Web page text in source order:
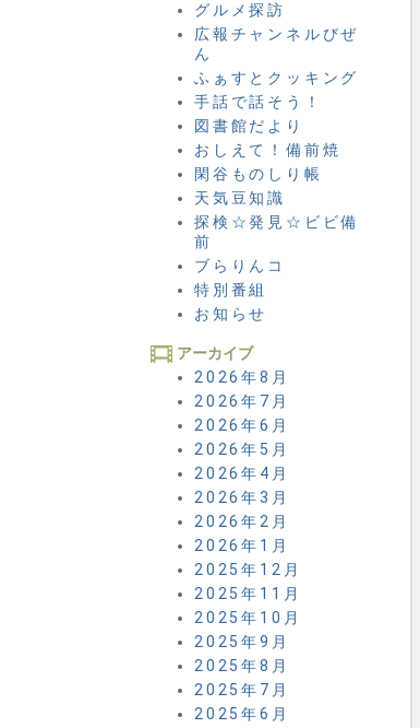
グルメ探訪
広報チャンネルびぜ
ん
ふぁすとクッキング
手話で話そう！
図書館だより
おしえて！備前焼
閑谷ものしり帳
天気豆知識
探検☆発見☆ビビ備
前
ブらりんコ
特別番組
お知らせ
アーカイブ
2026年8月
2026年7月
2026年6月
2026年5月
2026年4月
2026年3月
2026年2月
2026年1月
2025年12月
2025年11月
2025年10月
2025年9月
2025年8月
2025年7月
2025年6月